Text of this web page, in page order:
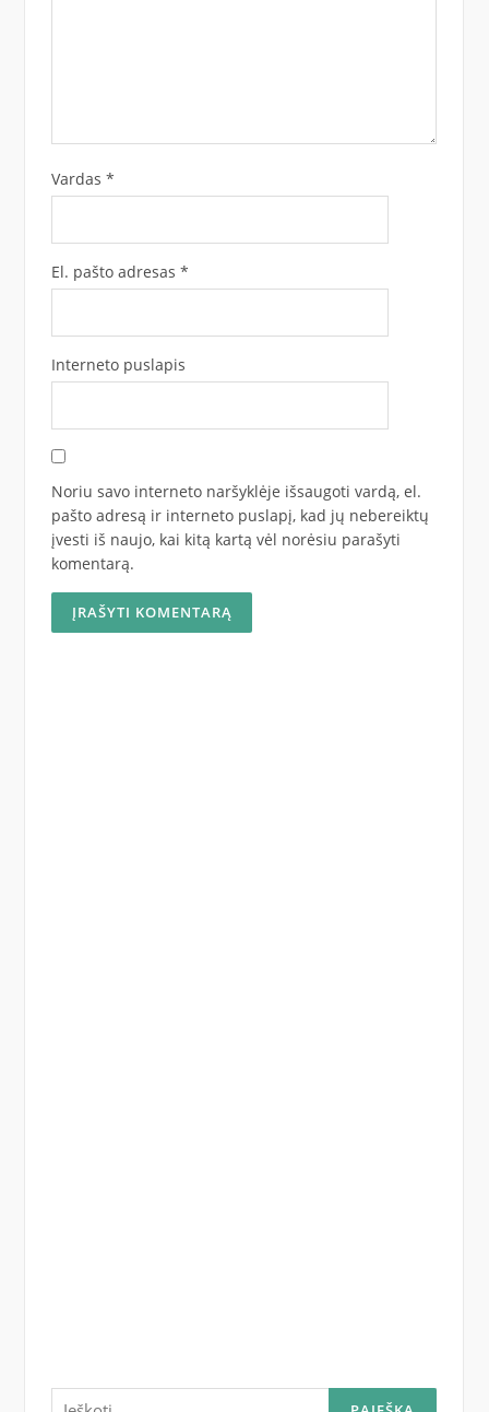
Vardas *
El. pašto adresas *
Interneto puslapis
Noriu savo interneto naršyklėje išsaugoti vardą, el.
pašto adresą ir interneto puslapį, kad jų nebereiktų
įvesti iš naujo, kai kitą kartą vėl norėsiu parašyti
komentarą.
Ieškoti: